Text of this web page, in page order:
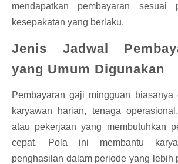
mendapatkan pembayaran
kesepakatan yang berlaku.
Jenis Jadwal
yang Umum Digunakan
Pembayaran gaji mingguan biasanya
karyawan harian, tenaga
atau pekerjaan yang membutuhkan
cepat. Pola ini membantu
penghasilan dalam periode yang lebih